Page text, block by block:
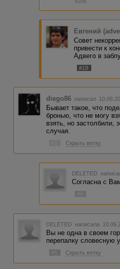
Евгений
Совет
привести к
Адвего в
#18
diego86 написал
Бывает такое, что
бронью, что не могу
взять, но застолбили,
случая.
Скрыть ветку
DELETED
Согласна с
DELETED написала
Вы не одна в своем
перепалку словесную
#5 Скрыть ветку